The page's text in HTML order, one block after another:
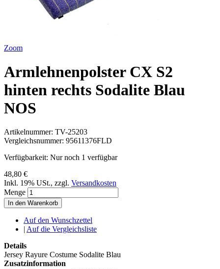
Zoom
Armlehnenpolster CX S2
hinten rechts Sodalite Blau
NOS
Artikelnummer: TV-25203
Vergleichsnummer: 95611376FLD
Verfügbarkeit: Nur noch 1 verfügbar
48,80 €
Inkl. 19% USt., zzgl. Versandkosten
Menge
In den Warenkorb
Auf den Wunschzettel
| Auf die Vergleichsliste
Details
Jersey Rayure Costume Sodalite Blau
Zusatzinformation